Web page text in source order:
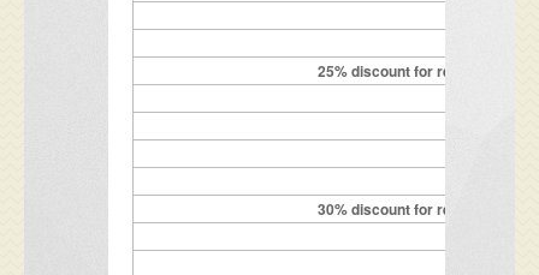
25% discount for reservations
30% discount for reservations